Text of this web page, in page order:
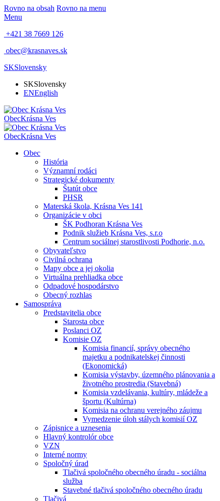
Rovno na obsah Rovno na menu
Menu
+421 38 7669 126
obec@krasnaves.sk
SKSlovensky
SKSlovensky
ENEnglish
ObecKrásna Ves
ObecKrásna Ves
Obec
História
Významní rodáci
Strategické dokumenty
Štatút obce
PHSR
Materská škola, Krásna Ves 141
Organizácie v obci
ŠK Podhoran Krásna Ves
Podnik služieb Krásna Ves, s.r.o
Centrum sociálnej starostlivosti Podhorie, n.o.
Obyvateľstvo
Civilná ochrana
Mapy obce a jej okolia
Virtuálna prehliadka obce
Odpadové hospodárstvo
Obecný rozhlas
Samospráva
Predstavitelia obce
Starosta obce
Poslanci OZ
Komisie OZ
Komisia financií, správy obecného
majetku a podnikatelskej činnosti
(Ekonomická)
Komisia výstavby, územného plánovania a
životného prostredia (Stavebná)
Komisia vzdelávania, kultúry, mládeže a
športu (Kultúrna)
Komisia na ochranu verejného záujmu
Vymedzenie úloh stálych komisií OZ
Zápisnice a uznesenia
Hlavný kontrolór obce
VZN
Interné normy
Spoločný úrad
Tlačivá spoločného obecného úradu - sociálna
služba
Stavebné tlačivá spoločného obecného úradu
Tlačivá